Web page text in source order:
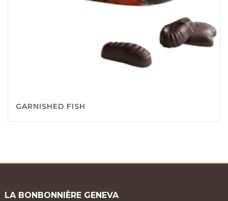
GARNISHED FISH
LA BONBONNIÈRE GENEVA